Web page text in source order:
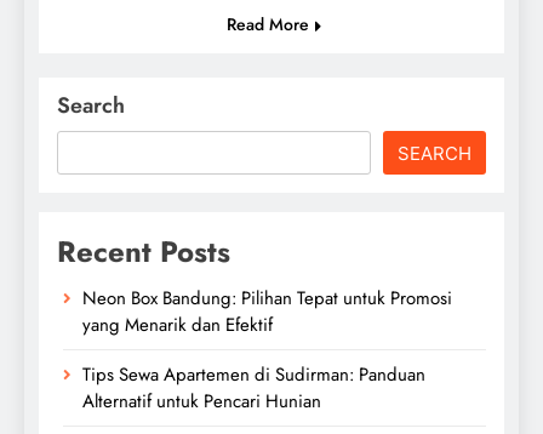
Read More
Search
SEARCH
Recent Posts
Neon Box Bandung: Pilihan Tepat untuk Promosi
yang Menarik dan Efektif
Tips Sewa Apartemen di Sudirman: Panduan
Alternatif untuk Pencari Hunian